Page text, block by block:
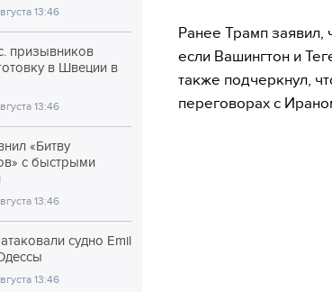
13:46
призывников
в Швеции в
13:46
«Битву
с быстрыми
13:46
судно Emil
13:46
Ранее Трамп
если Вашингтон и
также подчеркнул,
переговорах с